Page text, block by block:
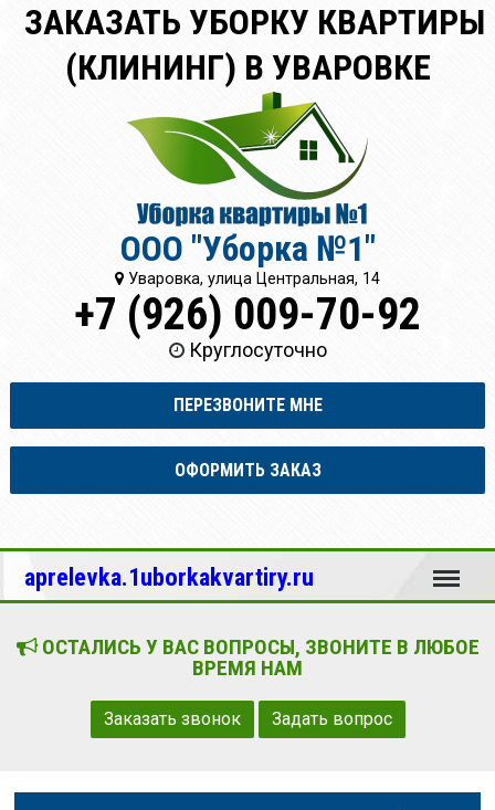
ЗАКАЗАТЬ УБОРКУ КВАРТИРЫ
(КЛИНИНГ) В УВАРОВКЕ
ООО "Уборка №1"
Уваровка, улица Центральная, 14
+7 (926) 009-70-92
Круглосуточно
ПЕРЕЗВОНИТЕ МНЕ
ОФОРМИТЬ ЗАКАЗ
aprelevka.1uborkakvartiry.ru Меню
ОСТАЛИСЬ У ВАС ВОПРОСЫ, ЗВОНИТЕ В ЛЮБОЕ
ВРЕМЯ НАМ
Заказать звонок Задать вопрос